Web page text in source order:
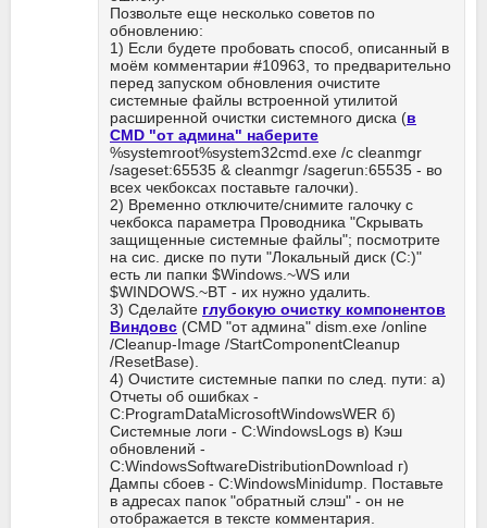
Позвольте еще несколько советов по
обновлению:
1) Если будете пробовать способ, описанный в
моём комментарии #10963, то предварительно
перед запуском обновления очистите
системные файлы встроенной утилитой
расширенной очистки системного диска (в
CMD "от админа" наберите
%systemroot%system32cmd.exe /c cleanmgr
/sageset:65535 & cleanmgr /sagerun:65535 - во
всех чекбоксах поставьте галочки).
2) Временно отключите/снимите галочку с
чекбокса параметра Проводника "Скрывать
защищенные системные файлы"; посмотрите
на сис. диске по пути "Локальный диск (С:)"
есть ли папки $Windows.~WS или
$WINDOWS.~BT - их нужно удалить.
3) Сделайте глубокую очистку компонентов
Виндовс (CMD "от админа" dism.exe /online
/Cleanup-Image /StartComponentCleanup
/ResetBase).
4) Очистите системные папки по след. пути: а)
Отчеты об ошибках -
C:ProgramDataMicrosoftWindowsWER б)
Системные логи - C:WindowsLogs в) Кэш
обновлений -
C:WindowsSoftwareDistributionDownload г)
Дампы сбоев - C:WindowsMinidump. Поставьте
в адресах папок "обратный слэш" - он не
отображается в тексте комментария.